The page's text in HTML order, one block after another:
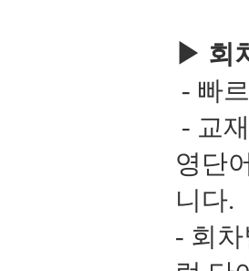
▶ 회
- 빠
- 교
영단
니다.
- 회